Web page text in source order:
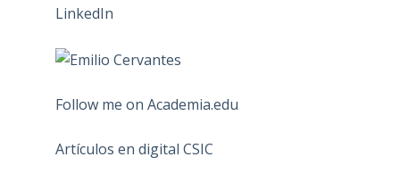
Follow me on Academia.edu
Artículos en digital CSIC